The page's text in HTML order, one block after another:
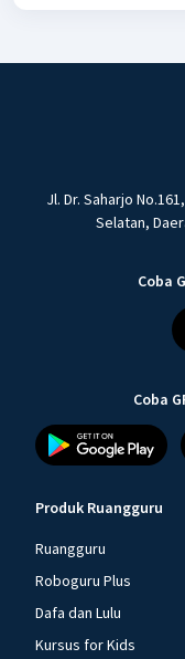
Jl. Dr. Saharjo
Selatan,
Coba
Coba
Produk Ruangguru
Ruangguru
Roboguru Plus
Dafa dan Lulu
Kursus for Kids